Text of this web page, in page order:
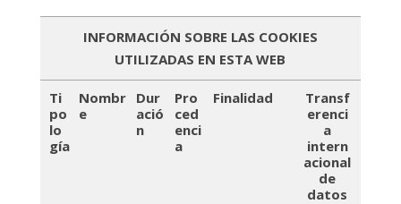
INFORMACIÓN SOBRE LAS COOKIES
UTILIZADAS EN ESTA WEB
Ti
po
lo
gía
Nombr
e
Dur
ació
n
Pro
ced
enci
a
Finalidad
Transf
erenci
a
intern
acional
de
datos